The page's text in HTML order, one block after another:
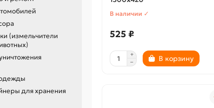
(измельчители
для хранения
В наличии ✓
525 ₽
В корзину